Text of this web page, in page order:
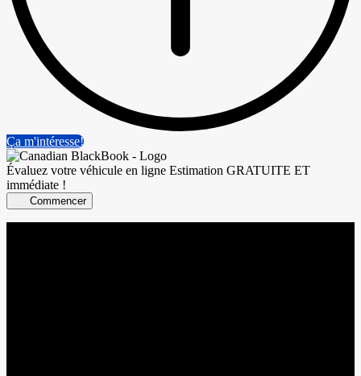
Ça m'intéresse!
Évaluez votre véhicule en ligne Estimation GRATUITE ET
immédiate !
Commencer